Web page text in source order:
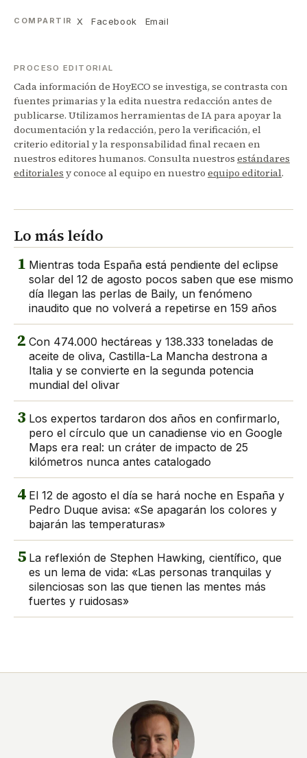
COMPARTIR X Facebook Email
PROCESO EDITORIAL
Cada información de HoyECO se investiga, se contrasta con
fuentes primarias y la edita nuestra redacción antes de
publicarse. Utilizamos herramientas de IA para apoyar la
documentación y la redacción, pero la verificación, el
criterio editorial y la responsabilidad final recaen en
nuestros editores humanos. Consulta nuestros estándares
editoriales y conoce al equipo en nuestro equipo editorial.
Lo más leído
1 Mientras toda España está pendiente del eclipse
solar del 12 de agosto pocos saben que ese mismo
día llegan las perlas de Baily, un fenómeno
inaudito que no volverá a repetirse en 159 años
2 Con 474.000 hectáreas y 138.333 toneladas de
aceite de oliva, Castilla-La Mancha destrona a
Italia y se convierte en la segunda potencia
mundial del olivar
3 Los expertos tardaron dos años en confirmarlo,
pero el círculo que un canadiense vio en Google
Maps era real: un cráter de impacto de 25
kilómetros nunca antes catalogado
4 El 12 de agosto el día se hará noche en España y
Pedro Duque avisa: «Se apagarán los colores y
bajarán las temperaturas»
5 La reflexión de Stephen Hawking, científico, que
es un lema de vida: «Las personas tranquilas y
silenciosas son las que tienen las mentes más
fuertes y ruidosas»